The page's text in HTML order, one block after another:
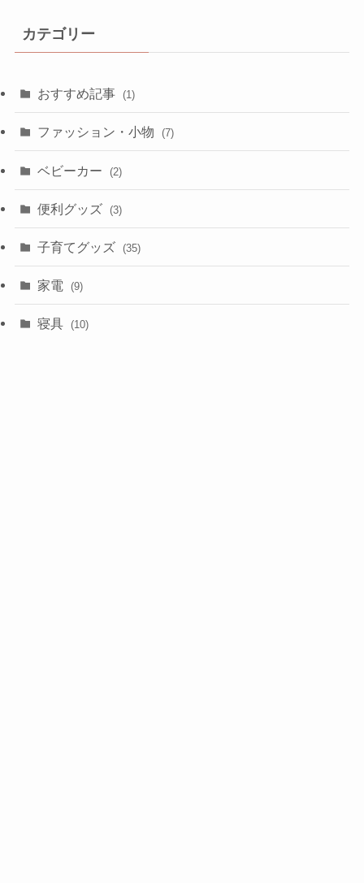
カテゴリー
おすすめ記事 (1)
ファッション・小物 (7)
ベビーカー (2)
便利グッズ (3)
子育てグッズ (35)
家電 (9)
寝具 (10)